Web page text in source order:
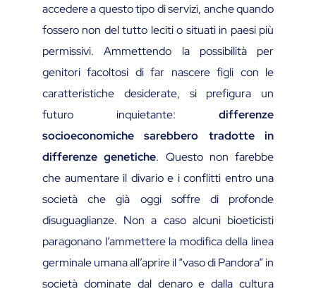
accedere a questo tipo di servizi, anche quando
fossero non del tutto leciti o situati in paesi più
permissivi. Ammettendo la possibilità per
genitori facoltosi di far nascere figli con le
caratteristiche desiderate, si prefigura un
futuro inquietante: differenze
socioeconomiche sarebbero tradotte in
differenze genetiche. Questo non farebbe
che aumentare il divario e i conflitti entro una
società che già oggi soffre di profonde
disuguaglianze. Non a caso alcuni bioeticisti
paragonano l’ammettere la modifica della linea
germinale umana all’aprire il “vaso di Pandora” in
società dominate dal denaro e dalla cultura